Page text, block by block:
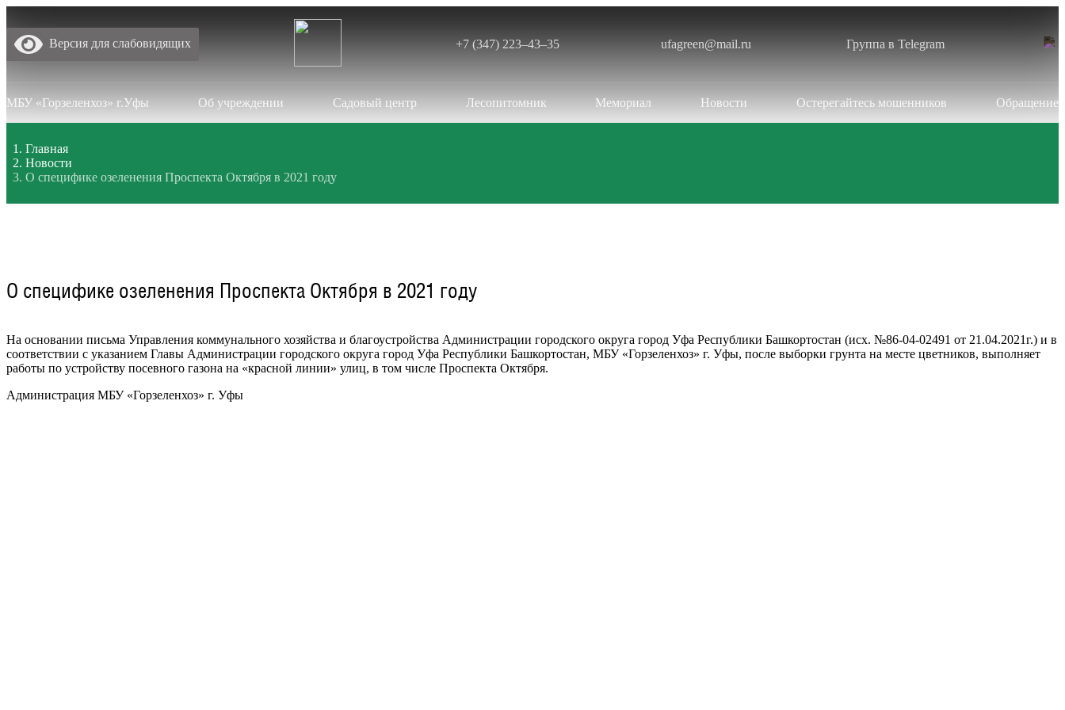
Версия для слабовидящих +7 (347) 223‒43‒35 ufagreen@mail.ru Группа в Telegram
МБУ «Горзеленхоз» г.Уфы Об учреждении Садовый центр Лесопитомник Мемориал Новости Остерегайтесь мошенников Обращение
Главная
Новости
О специфике озеленения Проспекта Октября в 2021 году
О специфике озеленения Проспекта Октября в 2021 году
На основании письма Управления коммунального хозяйства и благоустройства Администрации городского округа город Уфа Республики Башкортостан (исх. №86-04-02491 от 21.04.2021г.) и в
соответствии с указанием Главы Администрации городского округа город Уфа Республики Башкортостан, МБУ «Горзеленхоз» г. Уфы, после выборки грунта на месте цветников, выполняет
работы по устройству посевного газона на «красной линии» улиц, в том числе Проспекта Октября.
Администрация МБУ «Горзеленхоз» г. Уфы